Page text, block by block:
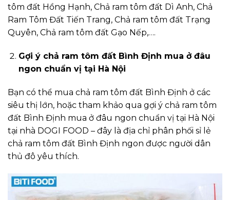
tôm đất Hồng Hạnh, Chả ram tôm đất Dì Anh, Chả
Ram Tôm Đất Tiến Trang, Chả ram tôm đất Trạng
Quyên, Chả ram tôm đất Gạo Nếp,….
Gợi ý chả ram tôm đất Bình Định mua ở đâu
ngon chuẩn vị tại Hà Nội
Bạn có thể mua chả ram tôm đất Bình Định ở các
siêu thị lớn, hoặc tham khảo qua gợi ý chả ram tôm
đất Bình Định mua ở đâu ngon chuẩn vị tại Hà Nội
tại nhà DOGI FOOD – đây là địa chỉ phân phối sỉ lẻ
chả ram tôm đất Bình Định ngon được người dân
thủ đô yêu thích.